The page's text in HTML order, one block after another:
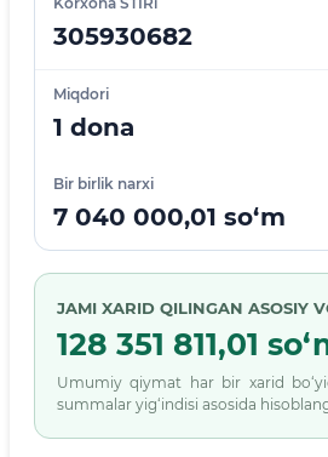
305930682
Miqdori
1 dona
Bir birlik narxi
7 040 000,01 so‘m
JAMI XARID QILINGAN ASOSIY
128 351 811,01
Umumiy qiymat har bir xarid
summalar yig‘indisi asosida